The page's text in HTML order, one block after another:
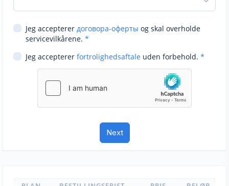
Jeg accepterer договора-оферты og skal overholde
servicevilkårene. *
Jeg accepterer fortrolighedsaftale uden forbehold. *